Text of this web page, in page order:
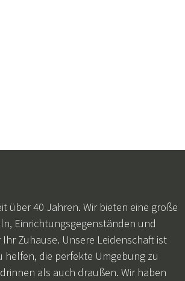
über 40 Jahren. Wir bieten eine große
Einrichtungsgegenständen und
Zuhause. Unsere Leidenschaft ist
helfen, die perfekte Umgebung zu
als auch draußen. Wir haben